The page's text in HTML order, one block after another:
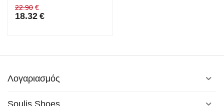
22.90 €
18.32 €
Λογαριασμός